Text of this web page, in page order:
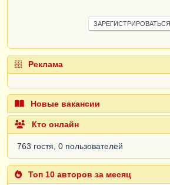
ЗАРЕГИСТРИРОВАТЬСЯ
Реклама
Новые вакансии
Кто онлайн
763 гостя, 0 пользователей
Топ 10 авторов за месяц